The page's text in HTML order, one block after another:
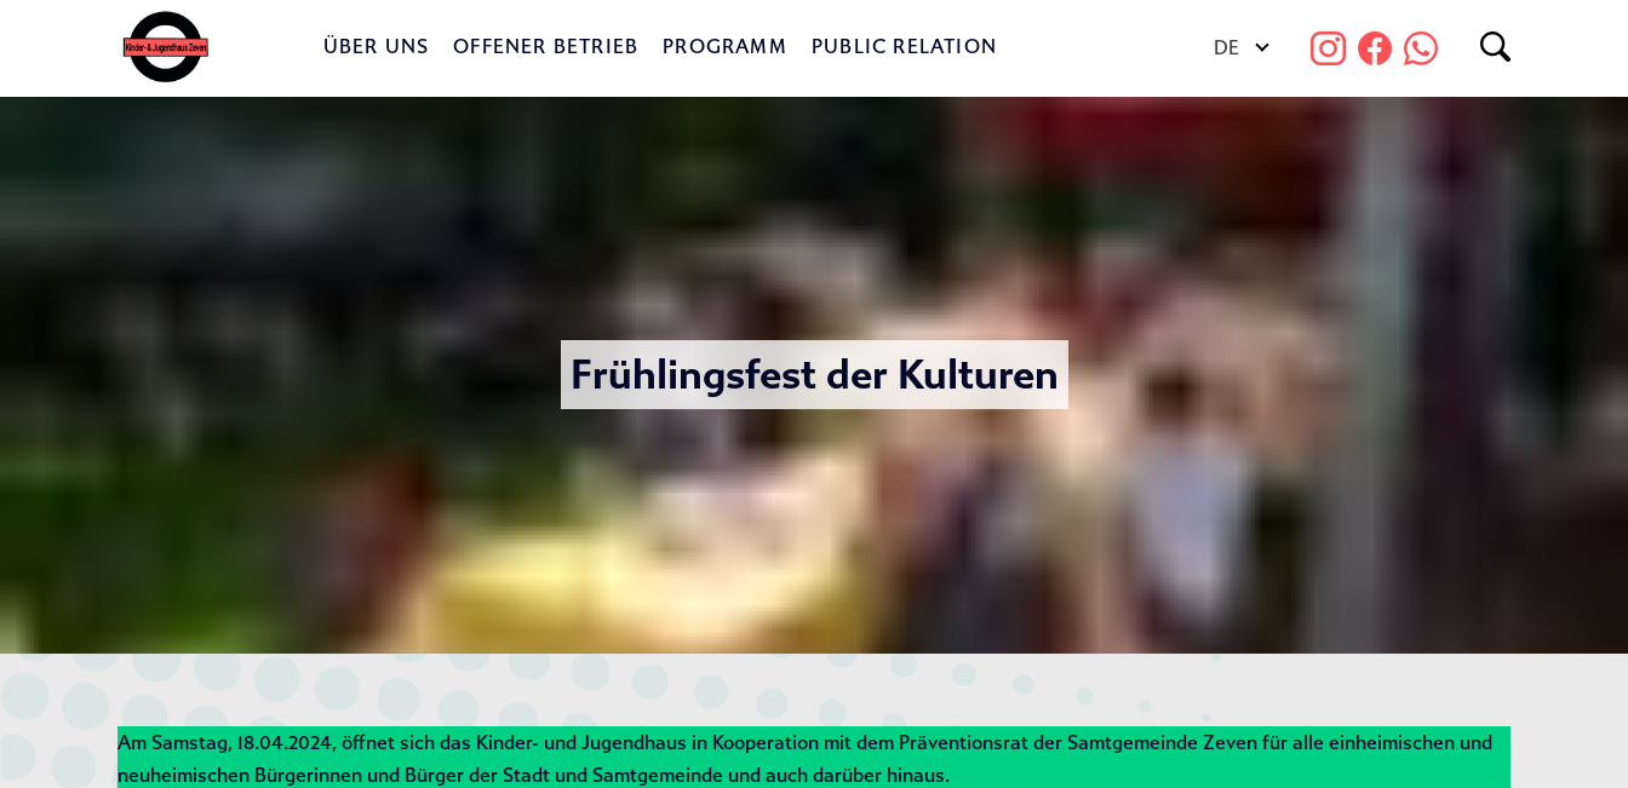
ÜBER UNS OFFENER BETRIEB PROGRAMM PUBLIC RELATION DE
Frühlingsfest der Kulturen
Am Samstag, 18.04.2024, öffnet sich das Kinder- und Jugendhaus in Kooperation mit dem Präventionsrat der Samtgemeinde Zeven für alle einheimischen und
neuheimischen Bürgerinnen und Bürger der Stadt und Samtgemeinde und auch darüber hinaus.